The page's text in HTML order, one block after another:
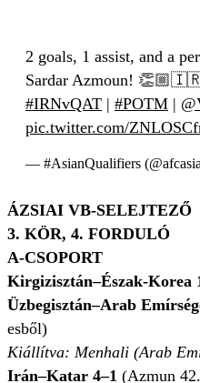
2 goals, 1 assist, and a
Sardar Azmoun!
#IRNvQAT | #POTM |
pic.twitter.com/
— #AsianQualifiers
ÁZSIAI VB-SELEJTEZŐ
3. KÖR, 4. FORDULÓ
A-CSOPORT
Kirgizisztán–Észak-Korea
Üzbegisztán–Arab
esből)
Kiállítva: Menhali (Arab
Irán–Katar 4–1 (Azmun